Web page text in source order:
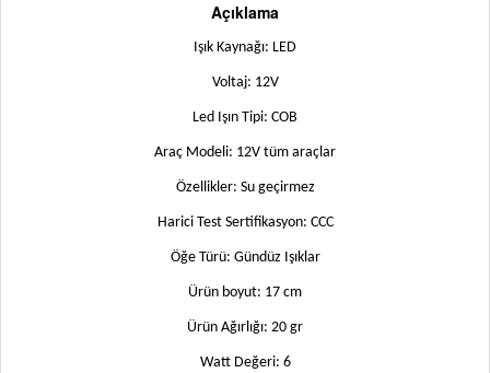
Açıklama
Işık Kaynağı: LED
Voltaj: 12V
Led Işın Tipi: COB
Araç Modeli: 12V tüm araçlar
Özellikler: Su geçirmez
Harici Test Sertifikasyon: CCC
Öğe Türü: Gündüz Işıklar
Ürün boyut: 17 cm
Ürün Ağırlığı: 20 gr
Watt Değeri: 6